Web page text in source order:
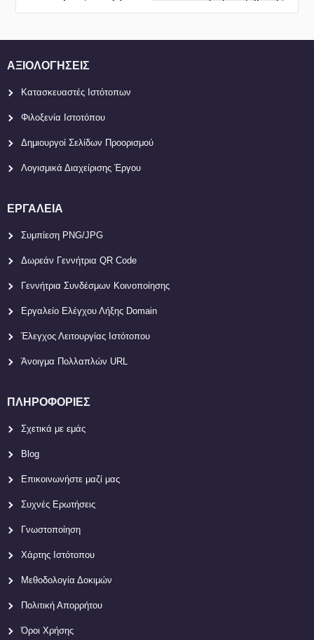
ΑΞΙΟΛΟΓΉΣΕΙΣ
Κατασκευαστές Ιστότοπων
Φιλοξενία Ιστοτόπου
Δημιουργοί Σελίδων Προορισμού
Λογισμικά Διαχείρισης Έργου
ΕΡΓΑΛΕΊΑ
Συμπίεση PNG/JPG
Δωρεάν Γεννήτρια QR Code
Γεννήτρια Συνδέσμων Κοινοποίησης
Εργαλείο Ελέγχου Λήξης Domain
Έλεγχος Λειτουργίας Ιστότοπου
Άνοιγμα Πολλαπλών URL
ΠΛΗΡΟΦΟΡΊΕΣ
Σχετικά με εμάς
Blog
Επικοινωνήστε μαζί μας
Συχνές Ερωτήσεις
Γνωστοποίηση
Χάρτης Ιστότοπου
Μεθοδολογία Δοκιμών
Πολιτική Απορρήτου
Όροι Χρήσης